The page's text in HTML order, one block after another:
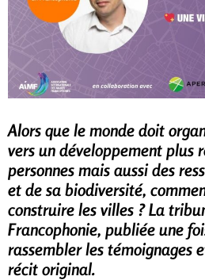
Alors que le monde doit
versun développement plus
personnes mais aussi des
et de sa biodiversité,
construire les villes ? La
Francophonie, publiée une
rassembler les témoignages
récit original.